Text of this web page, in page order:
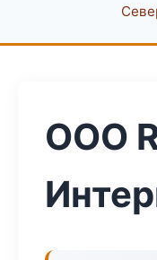
ООО